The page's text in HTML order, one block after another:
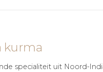
kurma
specialiteit uit Noord-